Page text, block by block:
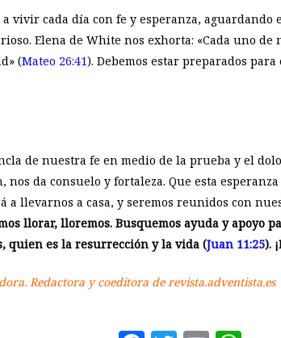
vivir cada día con fe y esperanza, aguardando
Elena de White nos exhorta: «Cada uno de
(Mateo 26:41). Debemos estar preparados
de nuestra fe en medio de la prueba y el
da consuelo y fortaleza. Que esta
a llevarnos a casa, y seremos reunidos con
llorar, lloremos. Busquemos ayuda y apoyo
quien es la resurrección y la vida (Juan 11:25).
Redactora y coeditora de revista.adventista.es